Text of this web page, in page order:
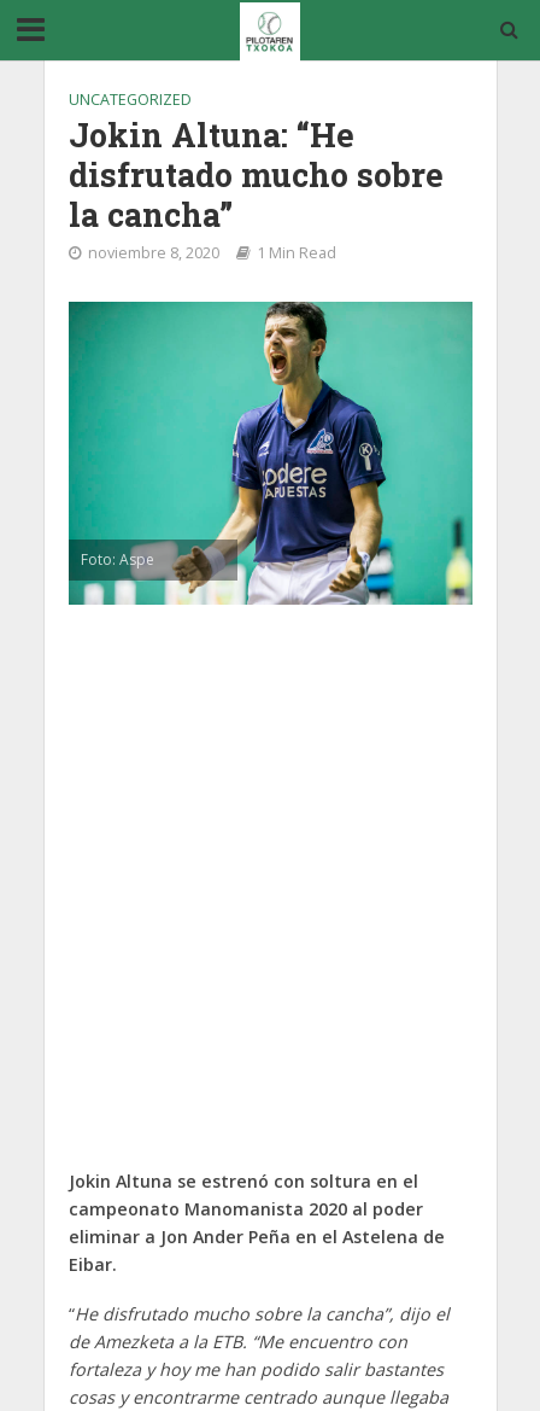
UNCATEGORIZED
Jokin Altuna: “He
disfrutado mucho sobre
la cancha”
noviembre 8, 2020 1 Min Read
Foto: Aspe
Jokin Altuna se estrenó con soltura en el
campeonato Manomanista 2020 al poder
eliminar a Jon Ander Peña en el Astelena de
Eibar.
“He disfrutado mucho sobre la cancha”, dijo el
de Amezketa a la ETB. “Me encuentro con
fortaleza y hoy me han podido salir bastantes
cosas y encontrarme centrado aunque llegaba